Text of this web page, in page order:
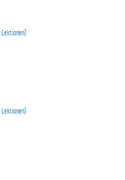
Lektionen)
Lektionen)